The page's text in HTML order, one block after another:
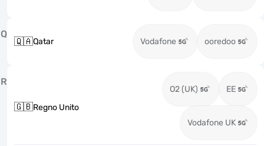
Q
🇶🇦Qatar Vodafone ooredoo
R
🇬🇧Regno Unito
O2 (UK) EE
Vodafone UK